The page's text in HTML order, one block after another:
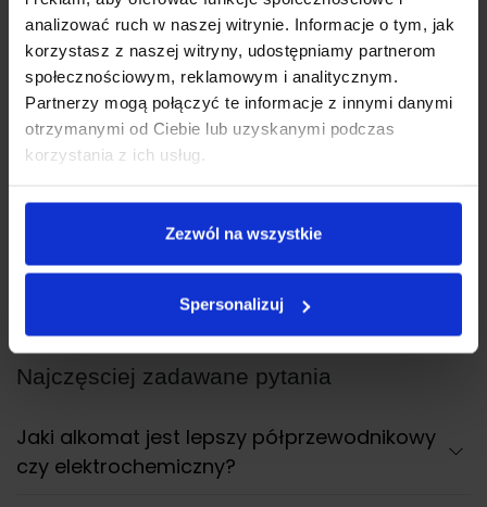
analizować ruch w naszej witrynie. Informacje o tym, jak
korzystasz z naszej witryny, udostępniamy partnerom
społecznościowym, reklamowym i analitycznym.
Partnerzy mogą połączyć te informacje z innymi danymi
otrzymanymi od Ciebie lub uzyskanymi podczas
korzystania z ich usług.
Zezwól na wszystkie
Spersonalizuj
Bezpieczeństwo na drodze w okresie
świątecznym – o czym warto pamiętać?
Najczęsciej zadawane pytania
Jaki alkomat jest lepszy półprzewodnikowy
czy elektrochemiczny?